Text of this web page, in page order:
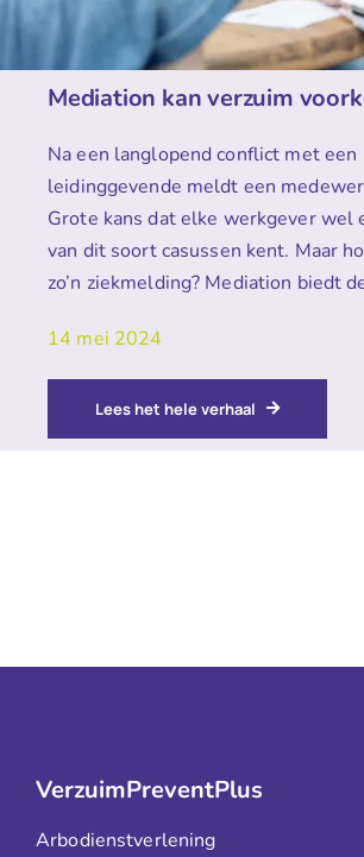
Mediation kan verzuim
Na een langlopend conflict met een
leidinggevende meldt een
Grote kans dat elke werkgever wel
van dit soort casussen kent. Maar
zo’n ziekmelding? Mediation biedt
14 mei 2024
Lees het hele verhaal
VerzuimPreventPlus
Arbodienstverlening